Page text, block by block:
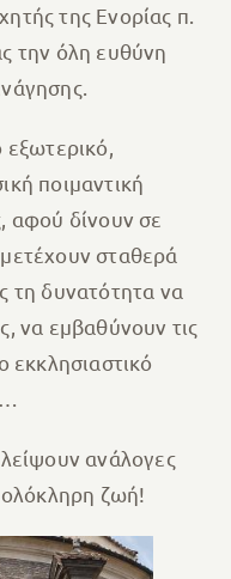
της Ενορίας π.
την όλη ευθύνη
ποιμαντική
αφού δίνουν σε
σταθερά
τη δυνατότητα να
να εμβαθύνουν τις
εκκλησιαστικό
ανάλογες
ολόκληρη ζωή!